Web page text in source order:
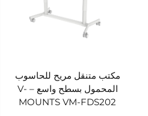
مكتب متنقل مريح للحاسوب
المحمول بسطح واسع – V-
MOUNTS VM-FDS202